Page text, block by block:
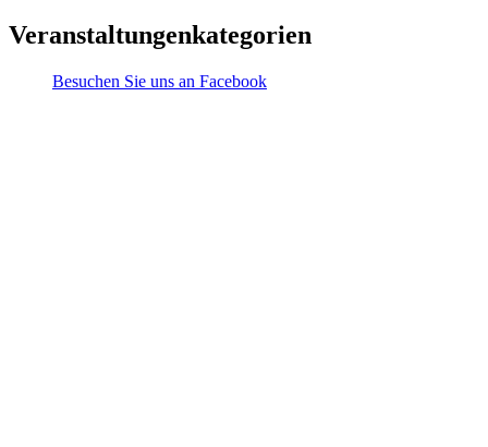
Veranstaltungenkategorien
Besuchen Sie uns an Facebook